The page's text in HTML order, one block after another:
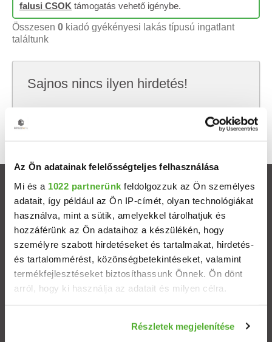
Az Ön adatainak felelősségteljes felhasználása
Mi és a 1022 partnerünk feldolgozzuk az Ön személyes
adatait, így például az Ön IP-címét, olyan technológiákat
használva, mint a sütik, amelyekkel tárolhatjuk és
hozzáférünk az Ön adataihoz a készülékén, hogy
személyre szabott hirdetéseket és tartalmakat, hirdetés-
és tartalommérést, közönségbetekintéseket, valamint
termékfejlesztéseket biztosíthassunk Önnek. Ön dönt
arról, hogy ki használja az adatait és milyen célra.
Információgyűjtés az Ön földrajzi elhelyezkedéséről
Részletek megjelenítése
falusi CSOK támogatás vehető igénybe.
Összesen 0 kiadó gyékényesi lakás típusú ingatlant
találtunk
Sajnos nincs ilyen hirdetés!
keresni, hátha akkor megtalálod, amit keresel.
Ingatlanok
Eladó házak
Eladó lakások
Települések